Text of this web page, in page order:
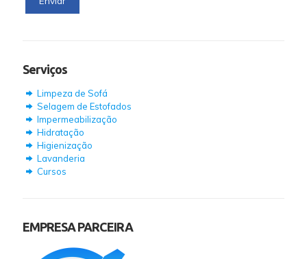
Serviços
Limpeza de Sofá
Selagem de Estofados
Impermeabilização
Hidratação
Higienização
Lavanderia
Cursos
EMPRESA PARCEIRA